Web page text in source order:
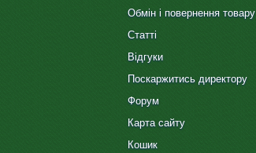
Обмін і повернення товару
Статті
Відгуки
Поскаржитись директору
Форум
Карта сайту
Кошик